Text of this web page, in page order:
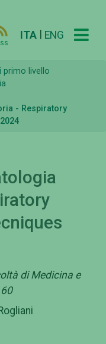
ITA ENG
primo livello
- Respiratory
di Medicina e